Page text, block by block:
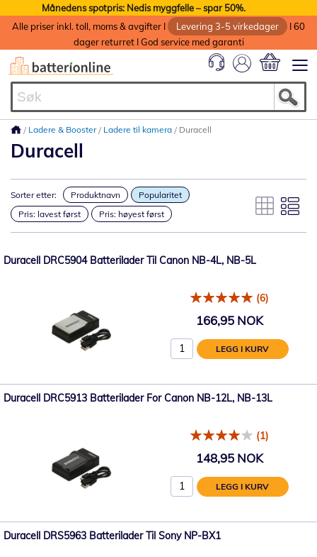
Månedens spotpris: Nedis myggfelle – spar 50%.
Alle priser inkl. toll, moms & avgifter I
Levering 3-5 virkedager
I 60
dager returret I God service med garanti
Ladere & Booster Ladere til kamera Duracell
Duracell
Sorter etter: Produktnavn
Popularitet
Pris: lavest først
Pris: høyest først
Duracell DRC5904 Batterilader Til Canon NB-4L, NB-5L
(6)
166,95 NOK
LEGG I KURV
Duracell DRC5913 Batterilader For Canon NB-12L, NB-13L
(1)
148,95 NOK
LEGG I KURV
Duracell DRS5963 Batterilader Til Sony NP-BX1